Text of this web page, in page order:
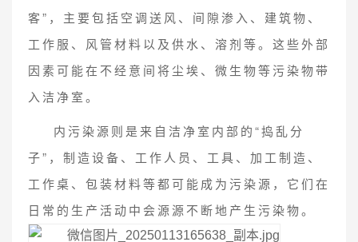
客”，主要包括空调送风、间隙渗入、建筑物、
工作服、风管材料以及供水、溶剂等。这些外部
因素可能在不经意间将尘埃、微生物等污染物带
入洁净室。
内污染源则是来自洁净室内部的“捣乱分
子”，制造设备、工作人员、工具、加工制造、
工作桌、包装材料等都可能成为污染源，它们在
日常的生产活动中会源源不断地产生污染物。